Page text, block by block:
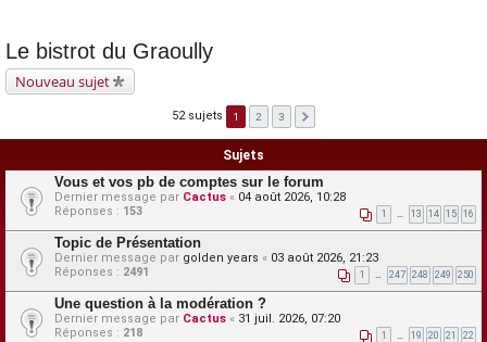
Le bistrot du Graoully
Nouveau sujet
52 sujets 1 2 3
Sujets
Vous et vos pb de comptes sur le forum
Dernier message par Cactus « 04 août 2026, 10:28
Réponses : 153 1 … 13 14 15 16
Topic de Présentation
Dernier message par golden years « 03 août 2026, 21:23
Réponses : 2491 1 … 247 248 249 250
Une question à la modération ?
Dernier message par Cactus « 31 juil. 2026, 07:20
Réponses : 218 1 … 19 20 21 22